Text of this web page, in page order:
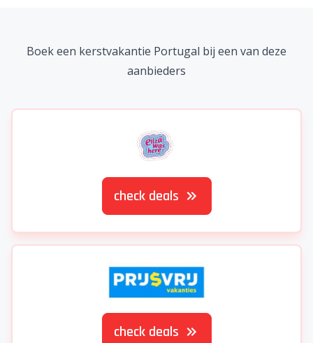
Bij het zoeken naar deals is er iets misgegaan. Probeer
het later nog eens. Excuses voor het ongemak.
Bekijk alle vakanties
Boek een kerstvakantie Portugal bij een van deze
check deals